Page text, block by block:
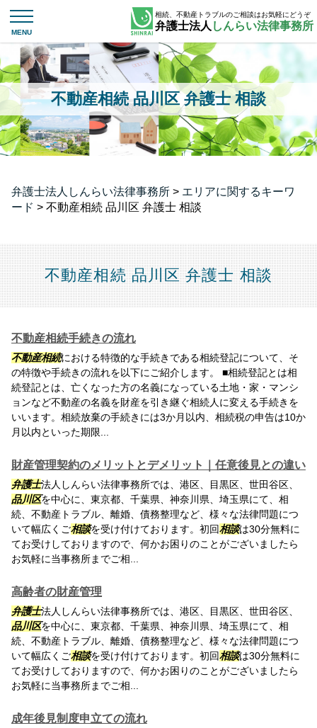
不動産相続 品川区 弁護士 相談
相続、不動産トラブルのご相談はお気軽にどうぞ
弁護士法人 しんらい法律事務所
弁護士法人しんらい法律事務所 > エリアに関するキーワ
ード > 不動産相続 品川区 弁護士 相談
不動産相続 品川区 弁護士 相談
不動産相続手続きの流れ
不動産相続における特徴的な手続きである相続登記について、そ
の特徴や手続きの流れを以下にご紹介します。 ■相続登記とは相
続登記とは、亡くなった方の名義になっている土地・家・マンシ
ョンなど不動産の名義を財産を引き継ぐ相続人に変える手続きを
いいます。相続放棄の手続きには3か月以内、相続税の申告は10か
月以内といった期限...
財産管理契約のメリットとデメリット｜任意後見との違い
弁護士法人しんらい法律事務所では、港区、目黒区、世田谷区、
品川区を中心に、東京都、千葉県、神奈川県、埼玉県にて、相
続、不動産トラブル、離婚、債務整理など、様々な法律問題につ
いて幅広くご相談を受け付けております。初回相談は30分無料に
てお受けしておりますので、何かお困りのことがございましたら
お気軽に当事務所までご相...
高齢者の財産管理
弁護士法人しんらい法律事務所では、港区、目黒区、世田谷区、
品川区を中心に、東京都、千葉県、神奈川県、埼玉県にて、相
続、不動産トラブル、離婚、債務整理など、様々な法律問題につ
いて幅広くご相談を受け付けております。初回相談は30分無料に
てお受けしておりますので、何かお困りのことがございましたら
お気軽に当事務所までご相...
成年後見制度申立ての流れ